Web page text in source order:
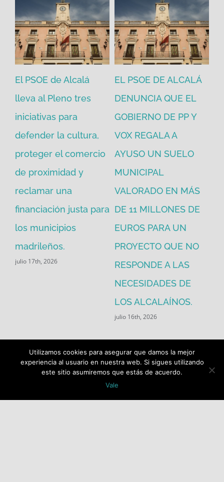
El PSOE de Alcalá
lleva al Pleno tres
iniciativas para
defender la cultura,
proteger el comercio
de proximidad y
reclamar una
financiación justa para
los municipios
madrileños.
julio 17th, 2026
EL PSOE DE ALCALÁ
DENUNCIA QUE EL
GOBIERNO DE PP Y
VOX REGALA A
AYUSO UN SUELO
MUNICIPAL
VALORADO EN MÁS
DE 11 MILLONES DE
EUROS PARA UN
PROYECTO QUE NO
RESPONDE A LAS
NECESIDADES DE
LOS ALCALAÍNOS.
julio 16th, 2026
Utilizamos cookies para asegurar que damos la mejor
experiencia al usuario en nuestra web. Si sigues utilizando
este sitio asumiremos que estás de acuerdo.
Vale